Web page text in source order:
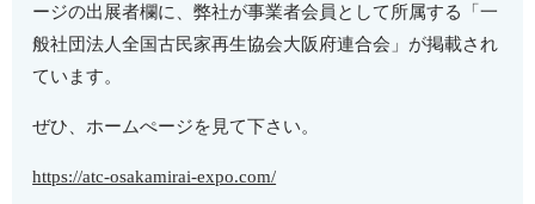
ージの出展者欄に、弊社が事業者会員として所属する「一
般社団法人全国古民家再生協会大阪府連合会」が掲載され
ています。
ぜひ、ホームぺージを見て下さい。
https://atc-osakamirai-expo.com/